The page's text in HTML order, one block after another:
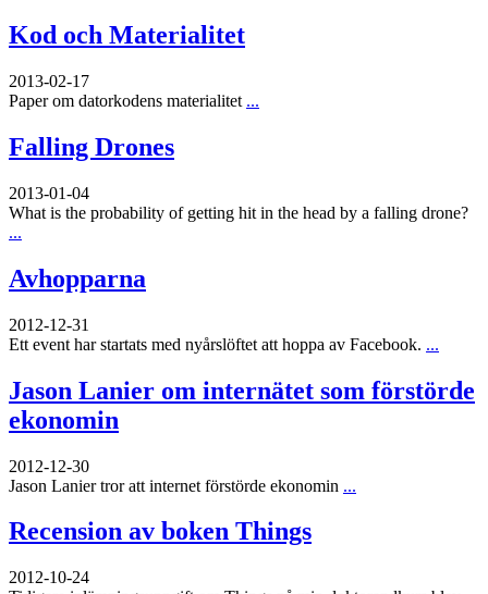
Kod och Materialitet
2013-02-17
Paper om datorkodens materialitet ...
Falling Drones
2013-01-04
What is the probability of getting hit in the head by a falling drone?
...
Avhopparna
2012-12-31
Ett event har startats med nyårslöftet att hoppa av Facebook. ...
Jason Lanier om internätet som förstörde
ekonomin
2012-12-30
Jason Lanier tror att internet förstörde ekonomin ...
Recension av boken Things
2012-10-24